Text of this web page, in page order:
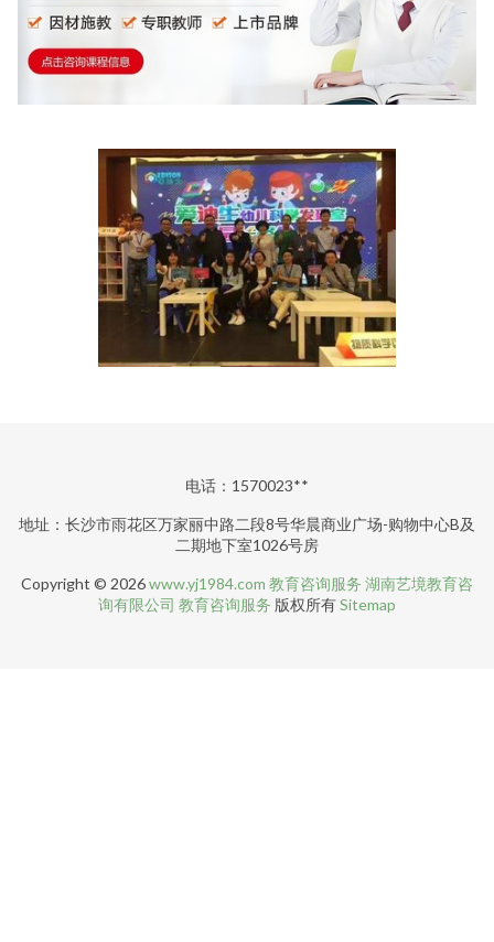
电话：1570023**
地址：长沙市雨花区万家丽中路二段8号华晨商业广场-购物中心B及
二期地下室1026号房
Copyright © 2026www.yj1984.com 教育咨询服务 湖南艺境教育咨
询有限公司 教育咨询服务 版权所有Sitemap